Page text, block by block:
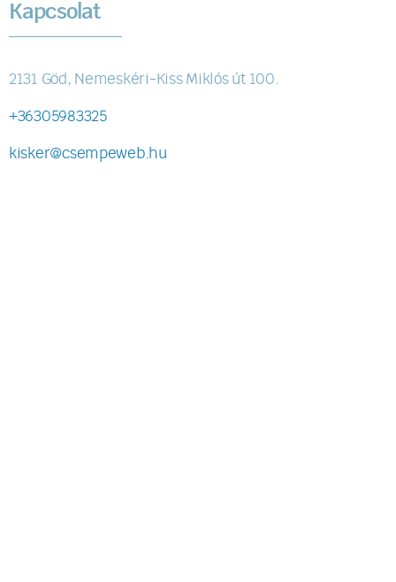
Kapcsolat
2131 Göd, Nemeskéri-Kiss Miklós út 100.
+36305983325
kisker@csempeweb.hu